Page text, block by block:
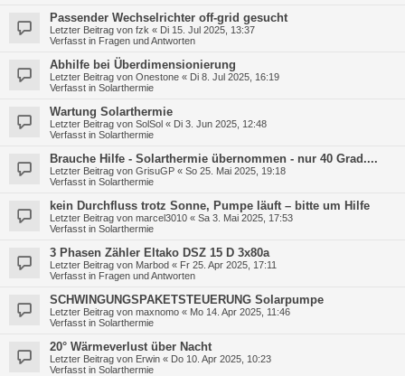
Passender Wechselrichter off-grid gesucht
Letzter Beitrag von fzk « Di 15. Jul 2025, 13:37
Verfasst in Fragen und Antworten
Abhilfe bei Überdimensionierung
Letzter Beitrag von Onestone « Di 8. Jul 2025, 16:19
Verfasst in Solarthermie
Wartung Solarthermie
Letzter Beitrag von SolSol « Di 3. Jun 2025, 12:48
Verfasst in Solarthermie
Brauche Hilfe - Solarthermie übernommen - nur 40 Grad....
Letzter Beitrag von GrisuGP « So 25. Mai 2025, 19:18
Verfasst in Solarthermie
kein Durchfluss trotz Sonne, Pumpe läuft – bitte um Hilfe
Letzter Beitrag von marcel3010 « Sa 3. Mai 2025, 17:53
Verfasst in Solarthermie
3 Phasen Zähler Eltako DSZ 15 D 3x80a
Letzter Beitrag von Marbod « Fr 25. Apr 2025, 17:11
Verfasst in Fragen und Antworten
SCHWINGUNGSPAKETSTEUERUNG Solarpumpe
Letzter Beitrag von maxnomo « Mo 14. Apr 2025, 11:46
Verfasst in Solarthermie
20° Wärmeverlust über Nacht
Letzter Beitrag von Erwin « Do 10. Apr 2025, 10:23
Verfasst in Solarthermie